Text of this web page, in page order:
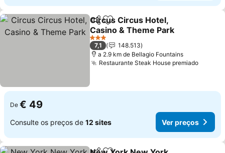
PartilharAdicionar aos favoritos
Circus Circus Hotel,
Casino & Theme Park
3 Estrelas
7,1
148.513
a 2.9 km de Bellagio Fountains
Restaurante Steak House premiado
De € 49
Consulte os preços de 12 sites Ver preços